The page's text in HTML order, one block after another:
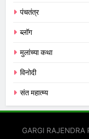
पंचतंत्र
ब्लॉग
मुलांच्या कथा
विनोदी
संत महात्म्य
GARGI